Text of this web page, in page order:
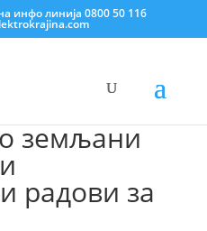
инфо линија 0800 50 116
земљани
радови за